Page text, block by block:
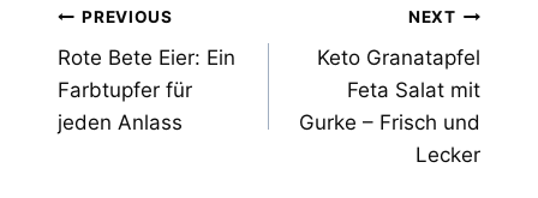
Post
navigation
PREVIOUS
Rote Bete Eier: Ein
Farbtupfer für
jeden Anlass
NEXT
Keto Granatapfel
Feta Salat mit
Gurke – Frisch und
Lecker